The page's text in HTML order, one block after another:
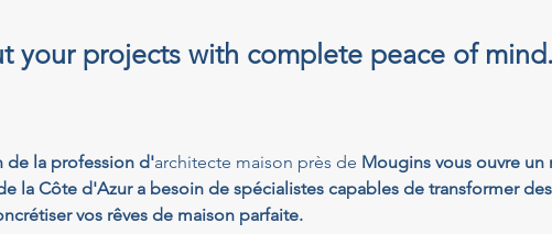
your projects with complete peace of mind.
de la profession d'architecte maison près de Mougins vous ouvre
la Côte d'Azur a besoin de spécialistes capables de transformer
vos rêves de maison parfaite.